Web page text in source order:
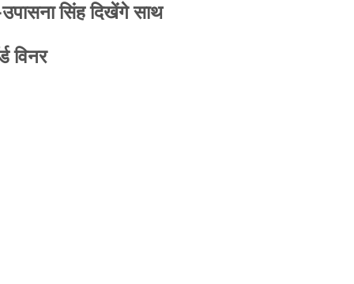
उपासना सिंह दिखेंगे साथ
विनर